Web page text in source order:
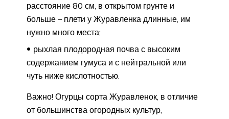
расстояние 80 см, в открытом грунте и
больше – плети у Журавленка длинные, им
нужно много места;
рыхлая плодородная почва с высоким
содержанием гумуса и с нейтральной или
чуть ниже кислотностью.
Важно! Огурцы сорта Журавленок, в отличие
от большинства огородных культур,